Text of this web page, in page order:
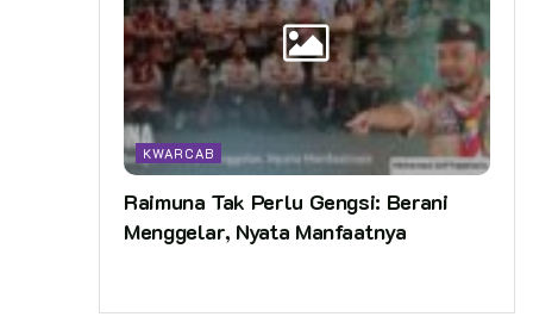
KWARCAB
Raimuna Tak Perlu Gengsi: Berani
Menggelar, Nyata Manfaatnya